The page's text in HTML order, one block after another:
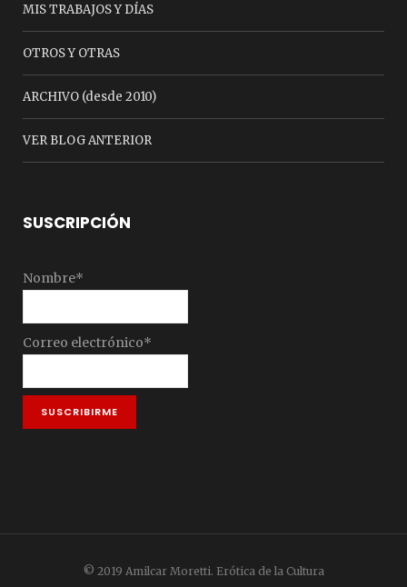
MIS TRABAJOS Y DÍAS
OTROS Y OTRAS
ARCHIVO (desde 2010)
VER BLOG ANTERIOR
SUSCRIPCIÓN
Nombre*
Correo electrónico*
© 2019 Amilcar Moretti. Erótica de la Cultura